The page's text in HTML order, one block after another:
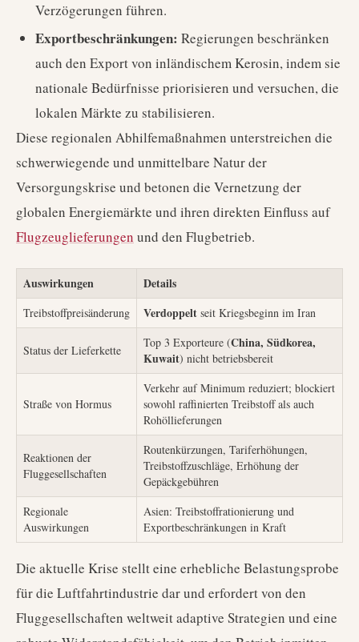
Verzögerungen führen.
Exportbeschränkungen: Regierungen beschränken
auch den Export von inländischem Kerosin, indem sie
nationale Bedürfnisse priorisieren und versuchen, die
lokalen Märkte zu stabilisieren.
Diese regionalen Abhilfemaßnahmen unterstreichen die
schwerwiegende und unmittelbare Natur der
Versorgungskrise und betonen die Vernetzung der
globalen Energiemärkte und ihren direkten Einfluss auf
Flugzeuglieferungen und den Flugbetrieb.
Auswirkungen Details
Treibstoffpreisänderung Verdoppelt seit Kriegsbeginn im Iran
Status der Lieferkette
Top 3 Exporteure (China, Südkorea,
Kuwait) nicht betriebsbereit
Straße von Hormus
Verkehr auf Minimum reduziert; blockiert
sowohl raffinierten Treibstoff als auch
Rohöllieferungen
Reaktionen der
Fluggesellschaften
Routenkürzungen, Tariferhöhungen,
Treibstoffzuschläge, Erhöhung der
Gepäckgebühren
Regionale
Auswirkungen
Asien: Treibstoffrationierung und
Exportbeschränkungen in Kraft
Die aktuelle Krise stellt eine erhebliche Belastungsprobe
für die Luftfahrtindustrie dar und erfordert von den
Fluggesellschaften weltweit adaptive Strategien und eine